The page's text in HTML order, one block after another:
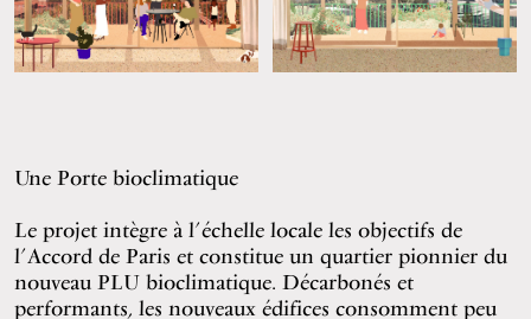
Une Porte bioclimatique
Le projet intègre à l’échelle locale les objectifs de
l’Accord de Paris et constitue un quartier pionnier du
nouveau PLU bioclimatique. Décarbonés et
performants, les nouveaux édifices consomment peu